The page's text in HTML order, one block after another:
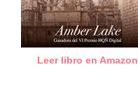
Leer libro en Amazon